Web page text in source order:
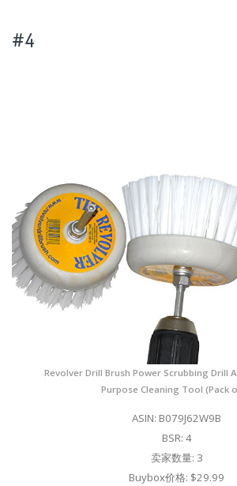
#4
Revolver Drill Brush Power Scrubbing Drill
Purpose Cleaning Tool (Pack
ASIN: B079J62W9B
BSR: 4
卖家数量: 3
Buybox价格: $29.99